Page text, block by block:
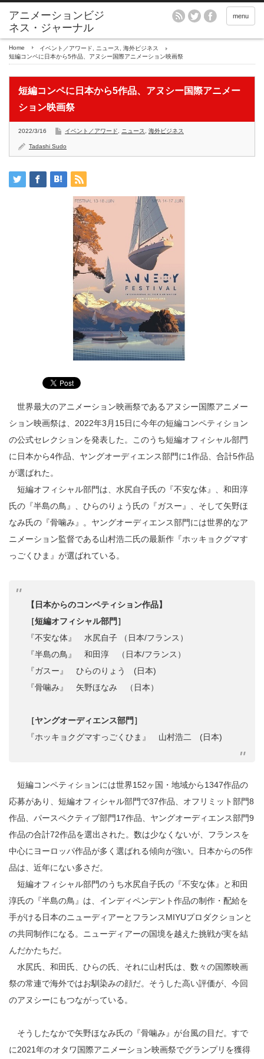
アニメーションビジ
ネス・ジャーナル
menu
Home イベント／アワード ニュース
海外ビジネス
短編コンペに日本から5作品、アヌシー国際アニメーション映画祭
短編コンペに日本から5作品、アヌシー国際アニメー
ション映画祭
2022/3/16 イベント／アワード ニュース 海外ビジネス
Tadashi Sudo
世界最大のアニメーション映画祭であるアヌシー国際アニメー
ション映画祭は、2022年3月15日に今年の短編コンペティション
の公式セレクションを発表した。このうち短編オフィシャル部門
に日本から4作品、ヤングオーディエンス部門に1作品、合計5作品
が選ばれた。
短編オフィシャル部門は、水尻自子氏の『不安な体』、和田淳
氏の『半島の鳥』、ひらのりょう氏の『ガスー』、そして矢野ほ
なみ氏の『骨噛み』。ヤングオーディエンス部門には世界的なア
ニメーション監督である山村浩二氏の最新作『ホッキョクグマす
っごくひま』が選ばれている。
【日本からのコンペティション作品】
［短編オフィシャル部門］
『不安な体』 水尻自子 （日本/フランス）
『半島の鳥』 和田淳 （日本/フランス）
『ガスー』 ひらのりょう (日本)
『骨噛み』 矢野ほなみ （日本）
［ヤングオーディエンス部門］
『ホッキョクグマすっごくひま』 山村浩二 (日本)
短編コンペティションには世界152ヶ国・地域から1347作品の
応募があり、短編オフィシャル部門で37作品、オフリミット部門8
作品、パースペクティブ部門17作品、ヤングオーディエンス部門9
作品の合計72作品を選出された。数は少なくないが、フランスを
中心にヨーロッパ作品が多く選ばれる傾向が強い。日本からの5作
品は、近年にない多さだ。
短編オフィシャル部門のうち水尻自子氏の『不安な体』と和田
淳氏の『半島の鳥』は、インディペンデント作品の制作・配給を
手がける日本のニューディアーとフランスMIYUプロダクションと
の共同制作になる。ニューディアーの国境を越えた挑戦が実を結
んだかたちだ。
水尻氏、和田氏、ひらの氏、それに山村氏は、数々の国際映画
祭の常連で海外ではお馴染みの顔だ。そうした高い評価が、今回
のアヌシーにもつながっている。
そうしたなかで矢野ほなみ氏の『骨噛み』が台風の目だ。すで
に2021年のオタワ国際アニメーション映画祭でグランプリを獲得